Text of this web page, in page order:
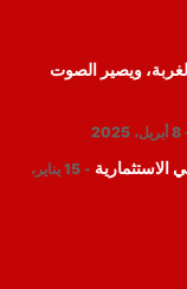
ويصير الصوت
8 أبريل، 2025
15 يناير،